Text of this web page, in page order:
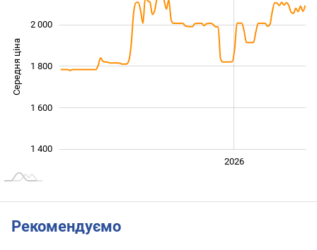
Середня ціна 1 500
1 400
1 600
1 800
2 000
2026
Рекомендуємо